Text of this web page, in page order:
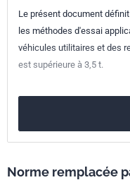
Parenté
européenne
Le présent document
les méthodes d'essai
véhicules utilitaires et des
est supérieure à 3,5 t.
Norme remplacée